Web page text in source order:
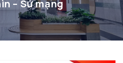
– Sứ mạng